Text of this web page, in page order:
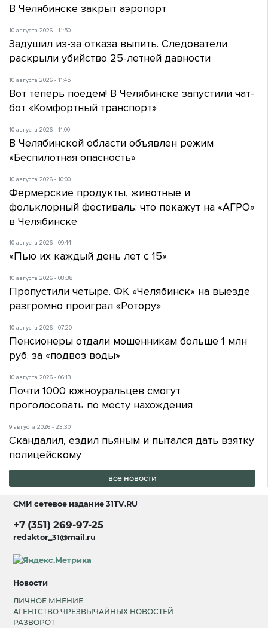
В Челябинске закрыт аэропорт
10 августа 2026 - 11:50
Задушил из-за отказа выпить. Следователи
раскрыли убийство 25-летней давности
10 августа 2026 - 11:45
Вот теперь поедем! В Челябинске запустили чат-
бот «Комфортный транспорт»
10 августа 2026 - 11:00
В Челябинской области объявлен режим
«Беспилотная опасность»
10 августа 2026 - 10:00
Фермерские продукты, животные и
фольклорный фестиваль: что покажут на «АГРО»
в Челябинске
10 августа 2026 - 09:44
«Пью их каждый день лет с 15»
10 августа 2026 - 08:38
Пропустили четыре. ФК «Челябинск» на выезде
разгромно проиграл «Ротору»
10 августа 2026 - 07:20
Пенсионеры отдали мошенникам больше 1 млн
руб. за «подвоз воды»
10 августа 2026 - 06:13
Почти 1000 южноуральцев смогут
проголосовать по месту нахождения
9 августа 2026 - 23:30
Скандалил, ездил пьяным и пытался дать взятку
полицейскому
все новости
СМИ сетевое издание31TV.RU
+7 (351) 269-97-25
redaktor_31@mail.ru
Новости
ЛИЧНОЕ МНЕНИЕ
АГЕНТСТВО ЧРЕЗВЫЧАЙНЫХ НОВОСТЕЙ
РАЗВОРОТ